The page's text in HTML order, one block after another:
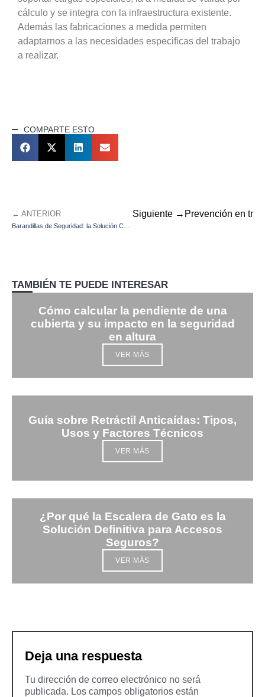
cálculo y se integra con la infraestructura existente.
Además las fabricaciones a medida permiten
adaptarnos a las necesidades especificas del trabajo
a realizar.
COMPARTE ESTO
← ANTERIOR Siguiente → Prevención en
TAMBIÉN TE PUEDE INTERESAR
Cómo calcular la pendiente de una
cubierta y su impacto en la seguridad
en altura
VER MÁS
Guía sobre Retráctil Anticaídas: Tipos,
Usos y Factores Técnicos
VER MÁS
¿Por qué la Escalera de Gato es la
Solución Definitiva para Accesos
Seguros?
VER MÁS
Deja una respuesta
Tu dirección de correo electrónico no será
publicada. Los campos obligatorios están